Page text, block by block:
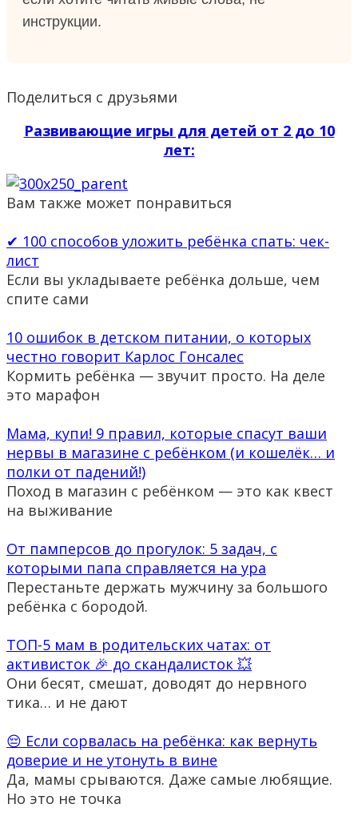
инструкции.
Поделиться с друзьями
Развивающие игры для детей от 2 до 10
лет:
Вам также может понравиться
✔ 100 способов уложить ребёнка спать: чек-
лист
Если вы укладываете ребёнка дольше, чем
спите сами
10 ошибок в детском питании, о которых
честно говорит Карлос Гонсалес
Кормить ребёнка — звучит просто. На деле
это марафон
Мама, купи! 9 правил, которые спасут ваши
нервы в магазине с ребёнком (и кошелёк… и
полки от падений!)
Поход в магазин с ребёнком — это как квест
на выживание
От памперсов до прогулок: 5 задач, с
которыми папа справляется на ура
Перестаньте держать мужчину за большого
ребёнка с бородой.
ТОП-5 мам в родительских чатах: от
активисток 🎉 до скандалисток 💥
Они бесят, смешат, доводят до нервного
тика… и не дают
😔 Если сорвалась на ребёнка: как вернуть
доверие и не утонуть в вине
Да, мамы срываются. Даже самые любящие.
Но это не точка